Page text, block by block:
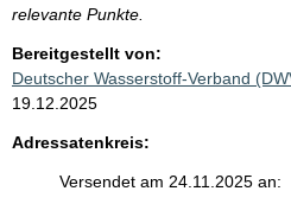
relevante Punkte.
Bereitgestellt von:
Deutscher Wasserstoff-Verband
19.12.2025
Adressatenkreis:
Versendet am 24.11.2025 an: